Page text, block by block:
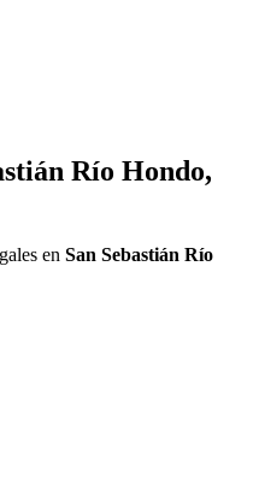
Río Hondo,
en San Sebastián Río